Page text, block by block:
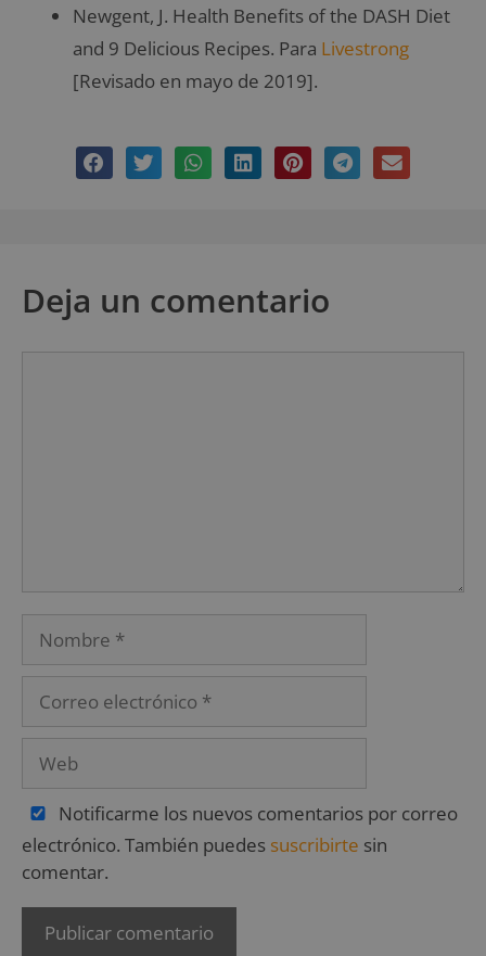
Newgent, J. Health Benefits of the DASH Diet
and 9 Delicious Recipes. Para Livestrong
[Revisado en mayo de 2019].
Deja un comentario
Notificarme los nuevos comentarios por correo
electrónico. También puedes suscribirte sin
comentar.